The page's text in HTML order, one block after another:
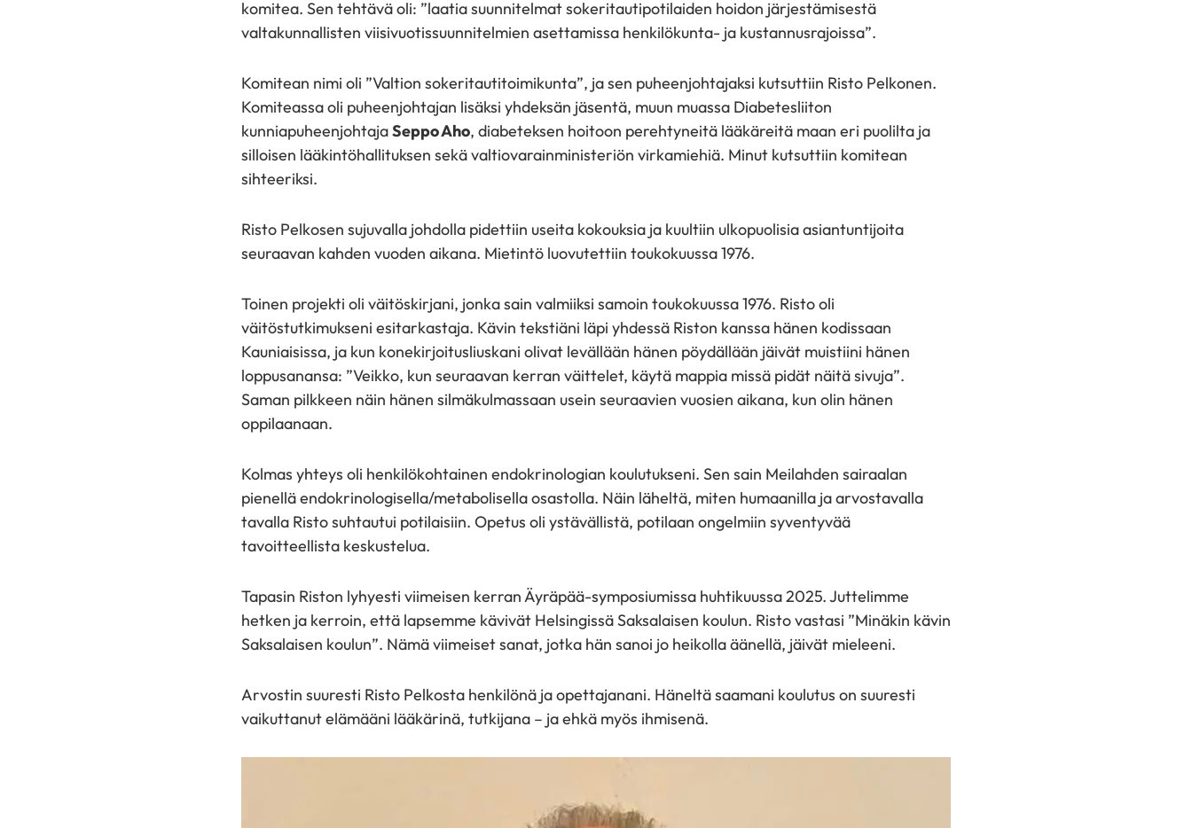
komitea. Sen tehtävä oli: ”laatia suunnitelmat sokeritautipotilaiden hoidon järjestämisestä
valtakunnallisten viisivuotissuunnitelmien asettamissa henkilökunta- ja kustannusrajoissa”.
Komitean nimi oli ”Valtion sokeritautitoimikunta”, ja sen puheenjohtajaksi kutsuttiin Risto Pelkonen.
Komiteassa oli puheenjohtajan lisäksi yhdeksän jäsentä, muun muassa Diabetesliiton
kunniapuheenjohtajaSeppo Aho, diabeteksen hoitoon perehtyneitä lääkäreitä maan eri puolilta ja
silloisen lääkintöhallituksen sekä valtiovarainministeriön virkamiehiä. Minut kutsuttiin komitean
sihteeriksi.
Risto Pelkosen sujuvalla johdolla pidettiin useita kokouksia ja kuultiin ulkopuolisia asiantuntijoita
seuraavan kahden vuoden aikana. Mietintö luovutettiin toukokuussa 1976.
Toinen projekti oli väitöskirjani, jonka sain valmiiksi samoin toukokuussa 1976. Risto oli
väitöstutkimukseni esitarkastaja. Kävin tekstiäni läpi yhdessä Riston kanssa hänen kodissaan
Kauniaisissa, ja kun konekirjoitusliuskani olivat levällään hänen pöydällään jäivät muistiini hänen
loppusanansa: ”Veikko, kun seuraavan kerran väittelet, käytä mappia missä pidät näitä sivuja”.
Saman pilkkeen näin hänen silmäkulmassaan usein seuraavien vuosien aikana, kun olin hänen
oppilaanaan.
Kolmas yhteys oli henkilökohtainen endokrinologian koulutukseni. Sen sain Meilahden sairaalan
pienellä endokrinologisella/metabolisella osastolla. Näin läheltä, miten humaanilla ja arvostavalla
tavalla Risto suhtautui potilaisiin. Opetus oli ystävällistä, potilaan ongelmiin syventyvää
tavoitteellista keskustelua.
Tapasin Riston lyhyesti viimeisen kerran Äyräpää-symposiumissa huhtikuussa 2025. Juttelimme
hetken ja kerroin, että lapsemme kävivät Helsingissä Saksalaisen koulun. Risto vastasi ”Minäkin kävin
Saksalaisen koulun”. Nämä viimeiset sanat, jotka hän sanoi jo heikolla äänellä, jäivät mieleeni.
Arvostin suuresti Risto Pelkosta henkilönä ja opettajanani. Häneltä saamani koulutus on suuresti
vaikuttanut elämääni lääkärinä, tutkijana – ja ehkä myös ihmisenä.